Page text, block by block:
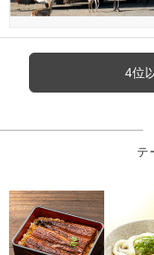
4位
テ